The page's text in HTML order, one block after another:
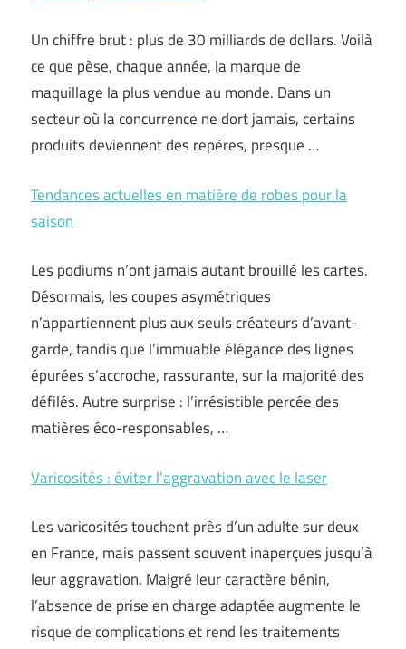
Un chiffre brut : plus de 30 milliards de dollars. Voilà
ce que pèse, chaque année, la marque de
maquillage la plus vendue au monde. Dans un
secteur où la concurrence ne dort jamais, certains
produits deviennent des repères, presque …
Tendances actuelles en matière de robes pour la
saison
Les podiums n’ont jamais autant brouillé les cartes.
Désormais, les coupes asymétriques
n’appartiennent plus aux seuls créateurs d’avant-
garde, tandis que l’immuable élégance des lignes
épurées s’accroche, rassurante, sur la majorité des
défilés. Autre surprise : l’irrésistible percée des
matières éco-responsables, …
Varicosités : éviter l’aggravation avec le laser
Les varicosités touchent près d’un adulte sur deux
en France, mais passent souvent inaperçues jusqu’à
leur aggravation. Malgré leur caractère bénin,
l’absence de prise en charge adaptée augmente le
risque de complications et rend les traitements